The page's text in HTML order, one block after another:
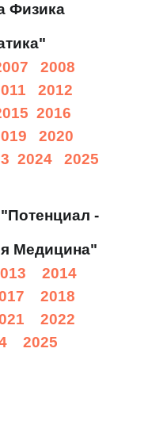
Физика
2008
2012
2016
2020
2024 2025
-
Медицина"
2014
2018
2022
2025